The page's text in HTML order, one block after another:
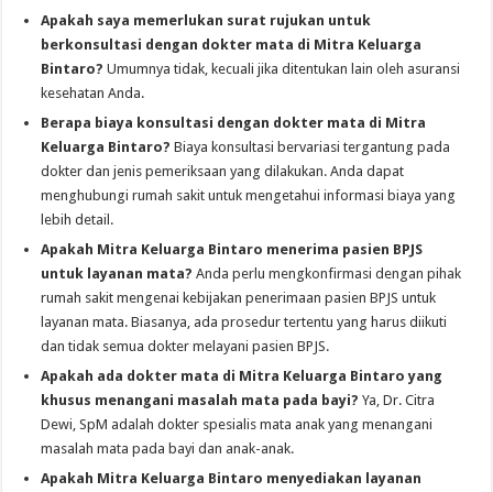
Apakah saya memerlukan surat rujukan untuk
berkonsultasi dengan dokter mata di Mitra Keluarga
Bintaro? Umumnya tidak, kecuali jika ditentukan lain oleh asuransi
kesehatan Anda.
Berapa biaya konsultasi dengan dokter mata di Mitra
Keluarga Bintaro? Biaya konsultasi bervariasi tergantung pada
dokter dan jenis pemeriksaan yang dilakukan. Anda dapat
menghubungi rumah sakit untuk mengetahui informasi biaya yang
lebih detail.
Apakah Mitra Keluarga Bintaro menerima pasien BPJS
untuk layanan mata? Anda perlu mengkonfirmasi dengan pihak
rumah sakit mengenai kebijakan penerimaan pasien BPJS untuk
layanan mata. Biasanya, ada prosedur tertentu yang harus diikuti
dan tidak semua dokter melayani pasien BPJS.
Apakah ada dokter mata di Mitra Keluarga Bintaro yang
khusus menangani masalah mata pada bayi? Ya, Dr. Citra
Dewi, SpM adalah dokter spesialis mata anak yang menangani
masalah mata pada bayi dan anak-anak.
Apakah Mitra Keluarga Bintaro menyediakan layanan